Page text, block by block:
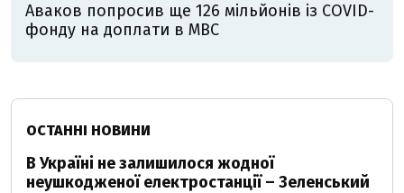
Аваков попросив ще 126 мільйонів із COVID-
фонду на доплати в МВС
ОСТАННІ НОВИНИ
В Україні не залишилося жодної
неушкодженої електростанції – Зеленський